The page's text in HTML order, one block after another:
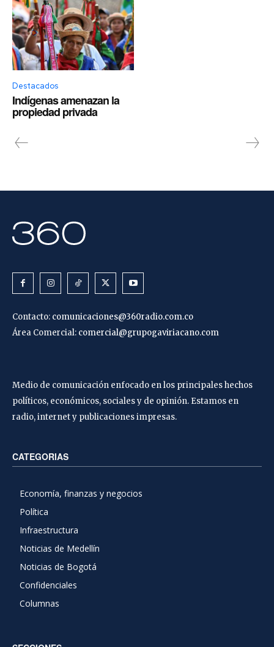
Destacados
Indígenas amenazan la
propiedad privada
Contacto: comunicaciones@360radio.com.co
Área Comercial: comercial@grupogaviriacano.com
Medio de comunicación enfocado en los principales hechos
políticos, económicos, sociales y de opinión. Estamos en
radio, internet y publicaciones impresas.
CATEGORIAS
Economía, finanzas y negocios
Política
Infraestructura
Noticias de Medellín
Noticias de Bogotá
Confidenciales
Columnas